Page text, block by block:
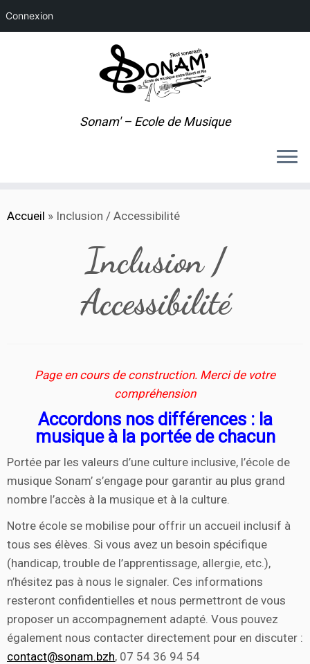
Connexion
au
Sonam' – Ecole de Musique
Accueil » Inclusion / Accessibilité
Inclusion /
Accessibilité
Page en cours de construction. Merci de votre
compréhension
Accordons nos différences : la
musique à la portée de chacun
Portée par les valeurs d’une culture inclusive, l’école de
musique Sonam’ s’engage pour garantir au plus grand
nombre l’accès à la musique et à la culture.
Notre école se mobilise pour offrir un accueil inclusif à
tous ses élèves. Si vous avez un besoin spécifique
(handicap, trouble de l’apprentissage, allergie, etc.),
n’hésitez pas à nous le signaler. Ces informations
resteront confidentielles et nous permettront de vous
proposer un accompagnement adapté. Vous pouvez
également nous contacter directement pour en discuter :
contact@sonam.bzh, 07 54 36 94 54